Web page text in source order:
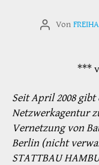
Beitragsautor
Von
***
Seit April 2008
Netzwerkagentur
Vernetzung von
Berlin (nicht
STATTBAU